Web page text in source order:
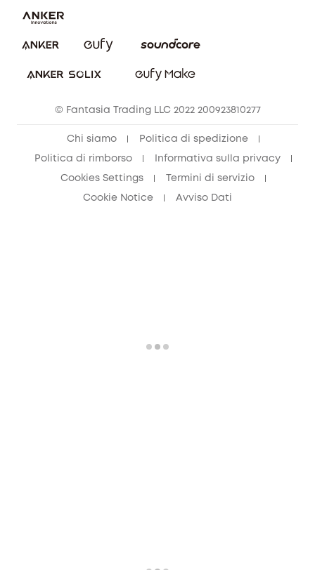
Annulla ordine
© Fantasia Trading LLC 2022 200923810277
Chi siamo Politica di spedizione
Politica di rimborso Informativa sulla privacy
Cookies Settings Termini di servizio
Cookie Notice Avviso Dati